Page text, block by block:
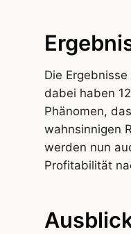
Die
dabei haben
Phänomen,
wahnsinnigen
werden nun
Profitabilität